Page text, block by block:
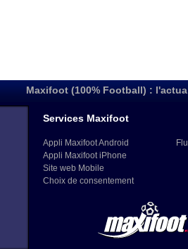
Maxifoot (100% Football) :
Services Maxifoot
Appli Maxifoot Android
Appli Maxifoot iPhone
Site web Mobile
Choix de consentement